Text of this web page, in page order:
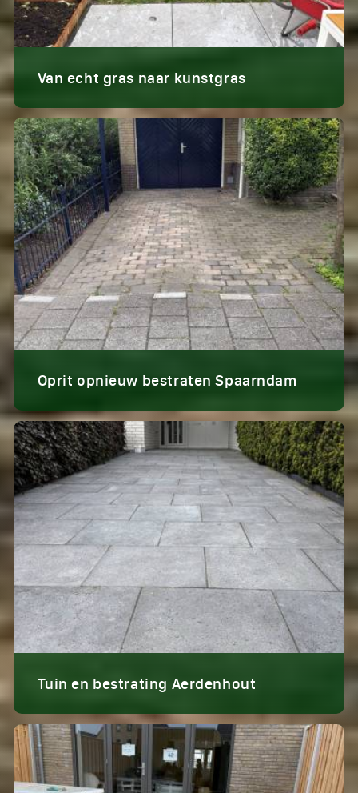
Van echt gras naar kunstgras
Oprit opnieuw bestraten Spaarndam
Tuin en bestrating Aerdenhout